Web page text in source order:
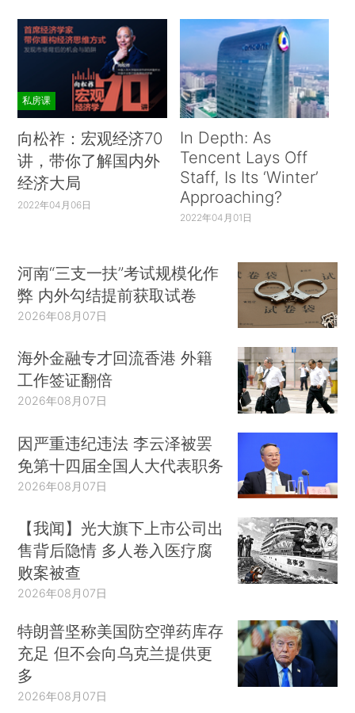
私房课
向松祚：宏观经济70
讲，带你了解国内外
经济大局
2022年04月06日
In Depth: As
Tencent Lays Off
Staff, Is Its ‘Winter’
Approaching?
2022年04月01日
河南“三支一扶”考试规模化作
弊 内外勾结提前获取试卷
2026年08月07日
海外金融专才回流香港 外籍
工作签证翻倍
2026年08月07日
因严重违纪违法 李云泽被罢
免第十四届全国人大代表职务
2026年08月07日
【我闻】光大旗下上市公司出
售背后隐情 多人卷入医疗腐
败案被查
2026年08月07日
特朗普坚称美国防空弹药库存
充足 但不会向乌克兰提供更
多
2026年08月07日